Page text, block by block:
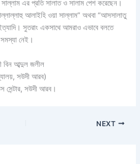
এর প্রতি সালাত ও সালাম পেশ করেছেন।
আলাইহি ওয়া সাল্লাম” অথবা “আসসালাতু
সুতরাং একসাথে আমরাও এভাবে বলতে
নেই।
বিন আব্দুল জলীল
সউদী আরব)
সেন্টার, সউদী আরব।
NEXT